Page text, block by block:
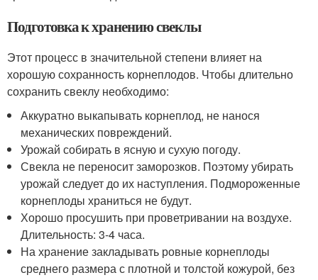
Подготовка к хранению свеклы
Этот процесс в значительной степени влияет на
хорошую сохранность корнеплодов. Чтобы длительно
сохранить свеклу необходимо:
Аккуратно выкапывать корнеплод, не нанося
механических повреждений.
Урожай собирать в ясную и сухую погоду.
Свекла не переносит заморозков. Поэтому убирать
урожай следует до их наступления. Подмороженные
корнеплоды храниться не будут.
Хорошо просушить при проветривании на воздухе.
Длительность: 3-4 часа.
На хранение закладывать ровные корнеплоды
среднего размера с плотной и толстой кожурой, без